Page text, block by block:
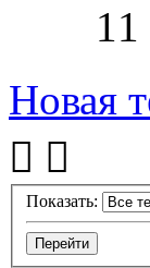
Новая
Показать: